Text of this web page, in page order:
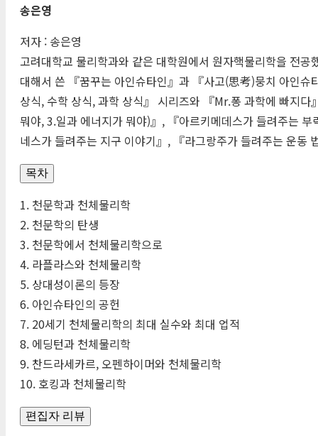
송은영
저자 : 송은영
고려대학교 물리학과와 같은 대학원에서 원자핵물리학을 전
대해서 쓴 『꿈꾸는 아인슈타인』과 『사고(思考)뭉치 아인슈
상식, 수학 상식, 과학 상식』 시리즈와 『Mr.퐁 과학에 빠지다
뭐야, 3.일과 에너지가 뭐야)』, 『아르키메데스가 들려주는
네스가 들려주는 지구 이야기』, 『라그랑주가 들려주는 운동
목차
1. 천문학과 천체물리학
2. 천문학의 탄생
3. 천문학에서 천체물리학으로
4. 라플라스와 천체물리학
5. 상대성이론의 등장
6. 아인슈타인의 공헌
7. 20세기 천체물리학의 최대 실수와 최대 업적
8. 에딩턴과 천체물리학
9. 찬드라세카르, 오펜하이머와 천체물리학
10. 호킹과 천체물리학
편집자 리뷰